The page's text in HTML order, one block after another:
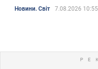
Новини. Світ 7.08.2026 10:55